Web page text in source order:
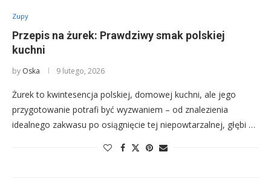
Zupy
Przepis na żurek: Prawdziwy smak polskiej
kuchni
by Oska 9 lutego, 2026
Żurek to kwintesencja polskiej, domowej kuchni, ale jego
przygotowanie potrafi być wyzwaniem – od znalezienia
idealnego zakwasu po osiągnięcie tej niepowtarzalnej, głębi …